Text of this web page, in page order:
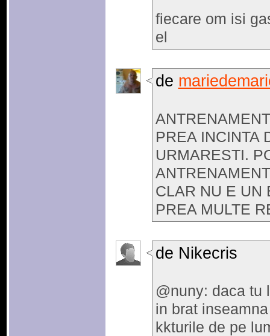
fiecare om isi
el
de
PREA INCINTA
URMARESTI.
CLAR NU E UN
PREA MULTE
de Nikecris
@nuny: daca tu
in brat
kkturile de pe